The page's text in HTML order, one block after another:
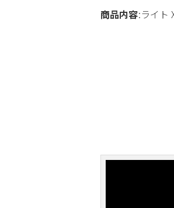
商品内容:ライト